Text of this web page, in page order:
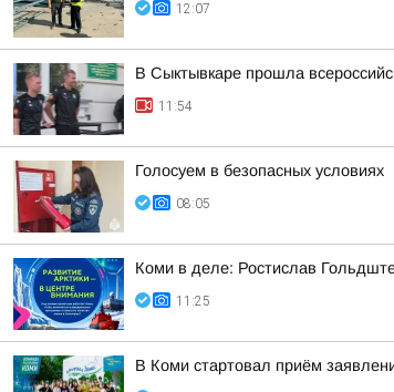
12:07
В Сыктывкаре прошла
11:54
Голосуем в безопасных условиях
08:05
Коми в деле: Ростислав
11:25
В Коми стартовал приём